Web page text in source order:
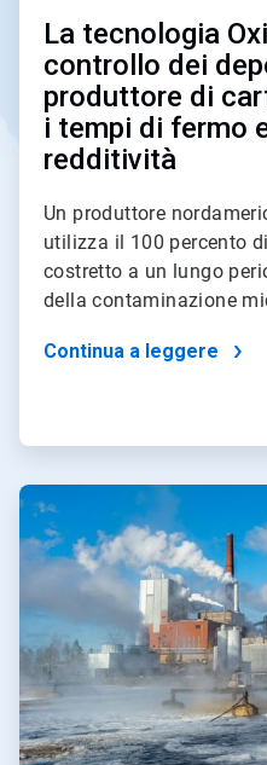
La tecnologia
controllo dei
produttore di
i tempi di fermo
redditività
Un produttore
utilizza il 100 percento
costretto a un lungo
della contaminazione
Continua a leggere
ArticleTile
di
2